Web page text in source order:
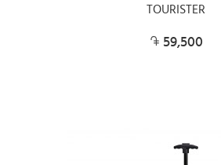
TOURISTER
59,500